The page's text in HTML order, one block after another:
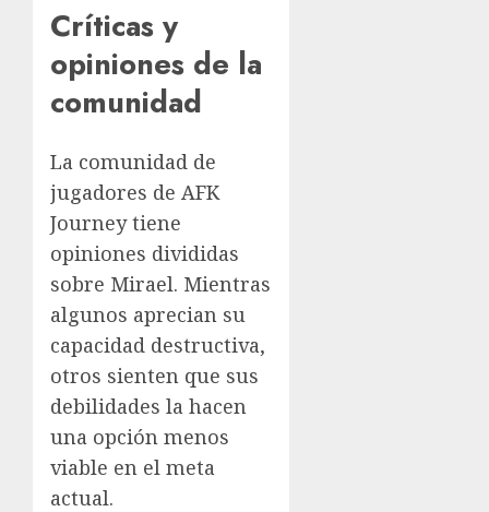
Críticas y
opiniones de la
comunidad
La comunidad de
jugadores de AFK
Journey tiene
opiniones divididas
sobre Mirael. Mientras
algunos aprecian su
capacidad destructiva,
otros sienten que sus
debilidades la hacen
una opción menos
viable en el meta
actual.